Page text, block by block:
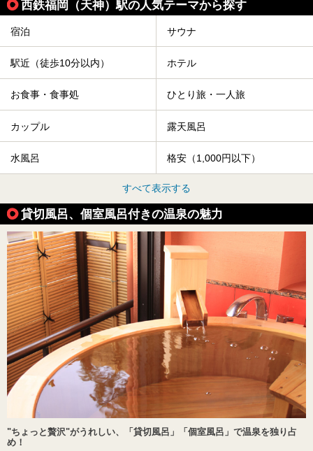
西鉄福岡（天神）駅の人気テーマから探す
宿泊 サウナ
駅近（徒歩10分以内） ホテル
お食事・食事処 ひとり旅・一人旅
カップル 露天風呂
水風呂 格安（1,000円以下）
すべて表示する
貸切風呂、個室風呂付きの温泉の魅力
"ちょっと贅沢"がうれしい、「貸切風呂」「個室風呂」で温泉を独り占
め！